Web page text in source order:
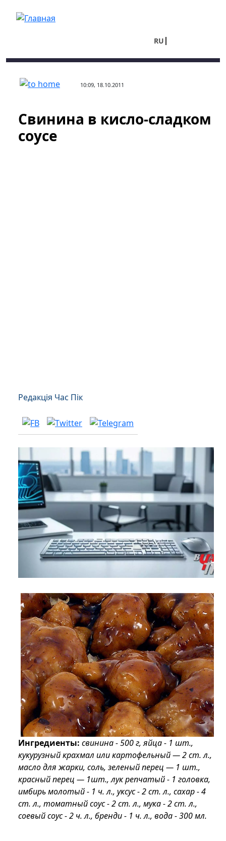
RU
10:09, 18.10.2011
Свинина в кисло-сладком
соусе
Редакція Час Пік
Ингредиенты: свинина - 500 г, яйца - 1 шт.,
кукурузный крахмал или картофельный — 2 ст. л.,
масло для жарки, соль, зеленый перец — 1 шт.,
красный перец — 1шт., лук репчатый - 1 головка,
имбирь молотый - 1 ч. л., уксус - 2 ст. л., сахар - 4
ст. л., томатный соус - 2 ст. л., мука - 2 ст. л.,
соевый соус - 2 ч. л., бренди - 1 ч. л., вода - 300 мл.